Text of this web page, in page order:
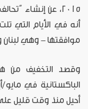
أنه في الأيام التي
موافقتها - وهي لبنان
وقصد التخفيف من
أحيل منذ وقت قليل على